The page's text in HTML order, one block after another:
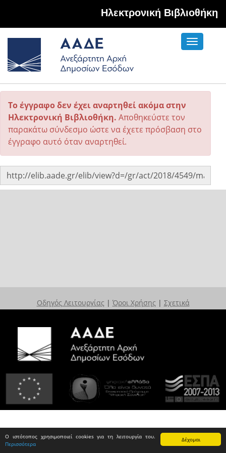
Δέχομαι
Ο ιστότοπος χρησιμοποιεί cookies για τη λειτουργία του.
Περισσότερα
Hλεκτρονική Βιβλιοθήκη
Toggle
Το έγγραφο δεν έχει αναρτηθεί ακόμα στην
Ηλεκτρονική Βιβλιοθήκη. Αποθηκεύστε τον
παρακάτω σύνδεσμο ώστε να έχετε πρόσβαση στο
έγγραφο αυτό όταν αναρτηθεί.
Οδηγός Λειτουργίας | Όροι Χρήσης | Σχετικά